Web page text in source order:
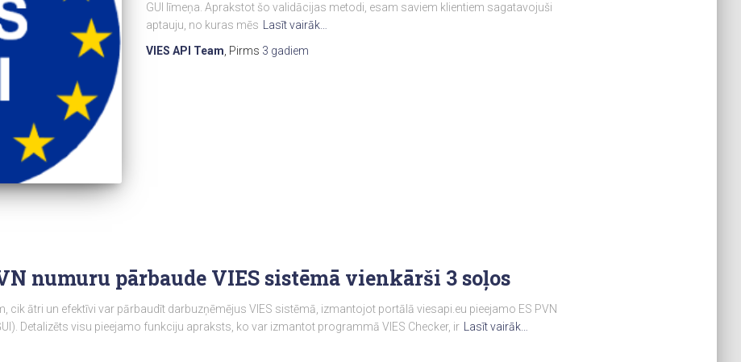
GUI līmeņa. Aprakstot šo validācijas metodi, esam saviem klientiem sagatavojuši
aptauju, no kuras mēs
Lasīt vairāk…
VIES API Team , Pirms 3 gadiem
numuru pārbaude VIES sistēmā vienkārši 3 soļos
cik ātri un efektīvi var pārbaudīt darbuzņēmējus VIES sistēmā, izmantojot portālā viesapi.eu pieejamo ES PVN
Detalizēts visu pieejamo funkciju apraksts, ko var izmantot programmā VIES Checker, ir
Lasīt vairāk…